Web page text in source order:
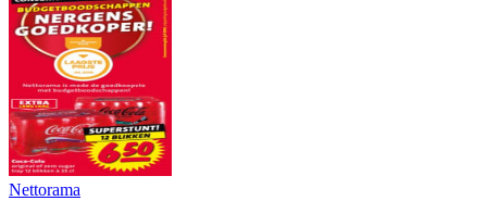
Nettorama